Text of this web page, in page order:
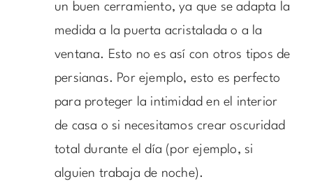
un buen cerramiento, ya que se adapta la
medida a la puerta acristalada o a la
ventana. Esto no es así con otros tipos de
persianas. Por ejemplo, esto es perfecto
para proteger la intimidad en el interior
de casa o si necesitamos crear oscuridad
total durante el día (por ejemplo, si
alguien trabaja de noche).